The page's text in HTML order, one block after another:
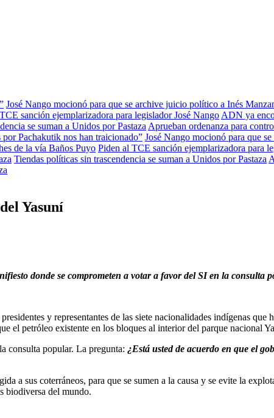
José Nango mocionó para que se archive juicio político a Inés
sanción ejemplarizadora para legislador José Nango ADN ya
se suman a Unidos por Pastaza Aprueban ordenanza para
Pachakutik nos han traicionado” José Nango mocionó para que
de la vía Baños Puyo Piden al TCE sanción ejemplarizadora para
Tiendas políticas sin trascendencia se suman a Unidos por Pastaza
Yasuní
donde se comprometen a votar a favor del SI en la consulta
y representantes de las siete nacionalidades indígenas
el petróleo existente en los bloques al interior del parque nacional
consulta popular. La pregunta: ¿Está usted de acuerdo en que el
a sus coterráneos, para que se sumen a la causa y se evite la
biodiversa del mundo.